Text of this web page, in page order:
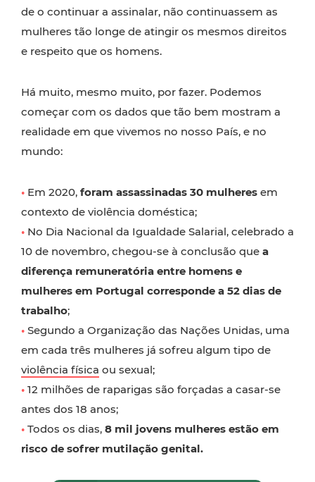
de o continuar a assinalar, não continuassem as
mulheres tão longe de atingir os mesmos direitos
e respeito que os homens.
Há muito, mesmo muito, por fazer. Podemos
começar com os dados que tão bem mostram a
realidade em que vivemos no nosso País, e no
mundo:
• Em 2020, foram assassinadas 30 mulheres em
contexto de violência doméstica;
• No Dia Nacional da Igualdade Salarial, celebrado a
10 de novembro, chegou-se à conclusão que a
diferença remuneratória entre homens e
mulheres em Portugal corresponde a 52 dias de
trabalho;
• Segundo a Organização das Nações Unidas, uma
em cada três mulheres já sofreu algum tipo de
violência física ou sexual;
• 12 milhões de raparigas são forçadas a casar-se
antes dos 18 anos;
• Todos os dias, 8 mil jovens mulheres estão em
risco de sofrer mutilação genital.